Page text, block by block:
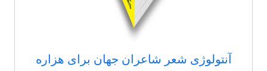
آنتولوژی شعر شاعران جهان برای هزاره